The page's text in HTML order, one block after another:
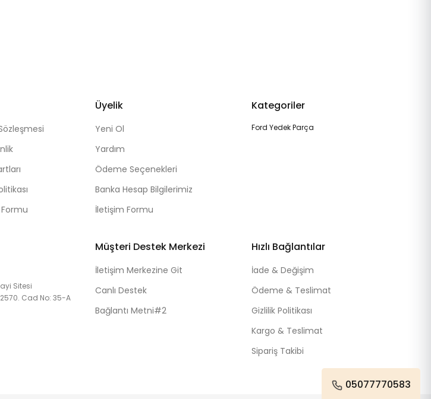
Üyelik
Yeni Ol
Yardım
Ödeme Seçenekleri
Banka Hesap Bilgilerimiz
İletişim Formu
Kategoriler
Ford Yedek Parça
Sitesi
Cad No: 35-A
Müşteri Destek Merkezi
İletişim Merkezine Git
Canlı Destek
Bağlantı Metni#2
Hızlı Bağlantılar
İade & Değişim
Ödeme & Teslimat
Gizlilik Politikası
Kargo & Teslimat
Sipariş Takibi
05077770583